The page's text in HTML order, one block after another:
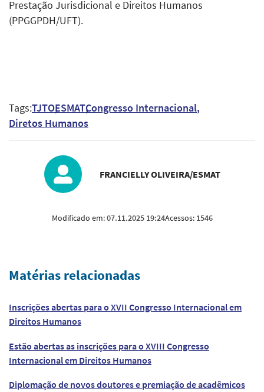
Prestação Jurisdicional e Direitos Humanos
(PPGGPDH/UFT).
Tags:TJTOESMATCongresso Internacional
Diretos Humanos
FRANCIELLY OLIVEIRA/ESMAT
Modificado em:07.11.2025 19:24Acessos: 1546
Matérias relacionadas
Inscrições abertas para o XVII Congresso Internacional em
Direitos Humanos
Estão abertas as inscrições para o XVIII Congresso
Internacional em Direitos Humanos
Diplomação de novos doutores e premiação de acadêmicos